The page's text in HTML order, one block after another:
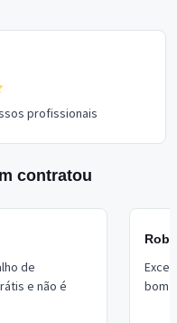
profissionais
contratou
de
e não é
bom